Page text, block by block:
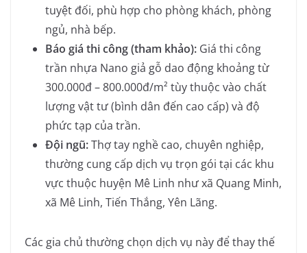
tuyệt đối, phù hợp cho phòng khách, phòng
ngủ, nhà bếp.
Báo giá thi công (tham khảo): Giá thi công
trần nhựa Nano giả gỗ dao động khoảng từ
300.000đ – 800.000đ/m² tùy thuộc vào chất
lượng vật tư (bình dân đến cao cấp) và độ
phức tạp của trần.
Đội ngũ:Thợ tay nghề cao, chuyên nghiệp,
thường cung cấp dịch vụ trọn gói tại các khu
vực thuộc huyện Mê Linh như xã Quang Minh,
xã Mê Linh, Tiến Thắng, Yên Lãng.
Các gia chủ thường chọn dịch vụ này để thay thế